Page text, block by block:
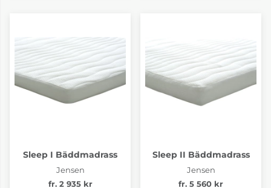
Sleep I Bäddmadrass
Jensen
fr. 2 935 kr
Sleep II Bäddmadrass
Jensen
fr. 5 560 kr